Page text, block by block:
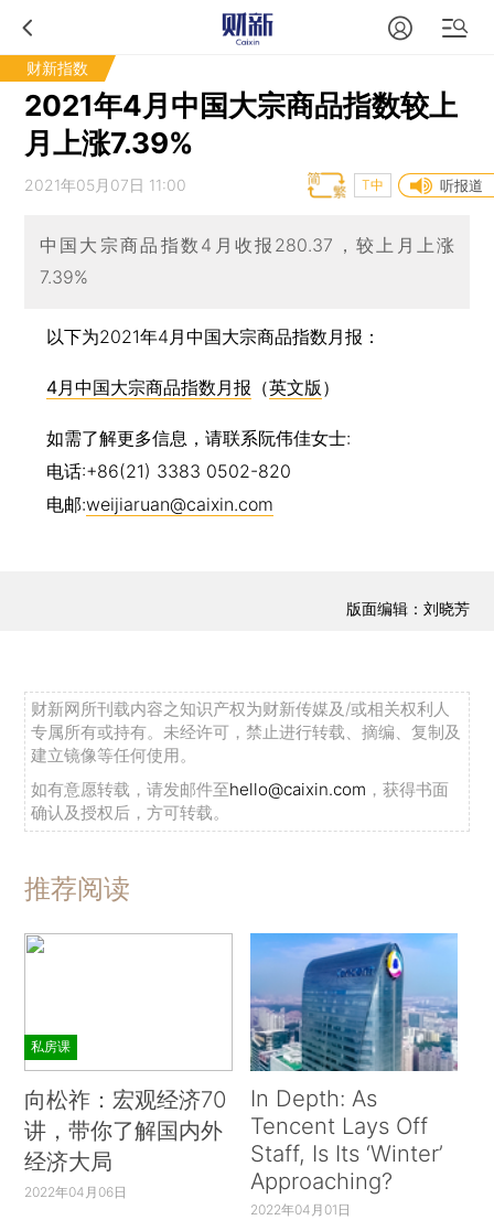
财新指数
2021年4月中国大宗商品指数较上
月上涨7.39%
2021年05月07日 11:00 听报道
T中
中国大宗商品指数4月收报280.37，较上月上涨
7.39%
以下为2021年4月中国大宗商品指数月报：
4月中国大宗商品指数月报 （英文版 ）
如需了解更多信息，请联系阮伟佳女士:
电话:+86(21) 3383 0502-820
电邮:weijiaruan@caixin.com
版面编辑：刘晓芳
财新网所刊载内容之知识产权为财新传媒及/或相关权利人
专属所有或持有。未经许可，禁止进行转载、摘编、复制及
建立镜像等任何使用。
如有意愿转载，请发邮件至hello@caixin.com ，获得书面
确认及授权后，方可转载。
推荐阅读
私房课
向松祚：宏观经济70
讲，带你了解国内外
经济大局
2022年04月06日
In Depth: As
Tencent Lays Off
Staff, Is Its ‘Winter’
Approaching?
2022年04月01日